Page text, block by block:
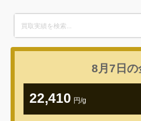
for:
8月7日の
22,410 円/g